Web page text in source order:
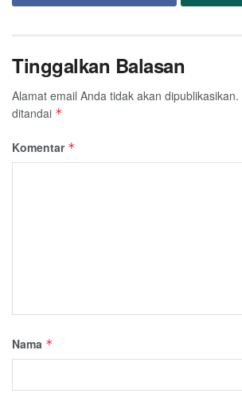
Tinggalkan Balasan
Alamat email Anda tidak akan dipublikasikan.
ditandai *
Komentar *
Nama *